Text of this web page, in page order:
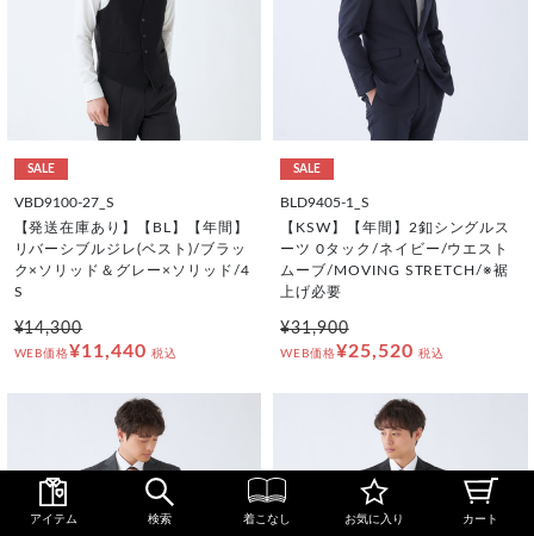
SALE
VBD9100-27_S
【発送在庫あり】【BL】【年間】
リバーシブルジレ(ベスト)/ブラッ
ク×ソリッド＆グレー×ソリッド/4
S
¥14,300
WEB価格¥11,440 税込
SALE
BLD9405-1_S
【KSW】【年間】2釦シングルス
ーツ 0タック/ネイビー/ウエスト
ムーブ/MOVING STRETCH/※裾
上げ必要
¥31,900
WEB価格¥25,520 税込
アイテム 検索 着こなし お気に入り カート